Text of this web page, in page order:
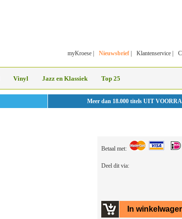
myKroese Nieuwsbrief Klantenservice
Vinyl Jazz en Klassiek Top 25
Meer dan 18.000 titels UIT
Betaal met:
Deel dit via: